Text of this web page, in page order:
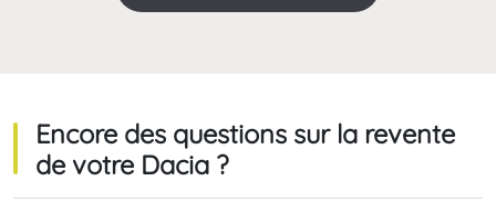
Encore des questions sur la revente
de votre Dacia ?